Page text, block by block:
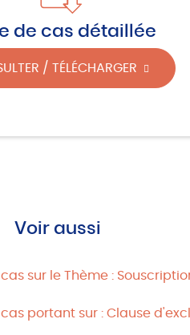
de cas détaillée
/ TÉLÉCHARGER
Voir aussi
sur le Thème :
portant sur : Clause